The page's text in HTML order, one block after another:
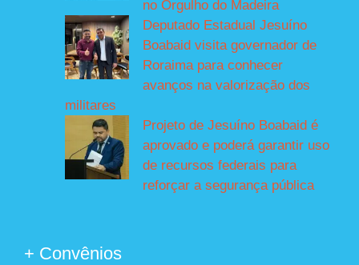
no Orgulho do Madeira
Deputado Estadual Jesuíno
Boabaid visita governador de
Roraima para conhecer
avanços na valorização dos
militares
Projeto de Jesuíno Boabaid é
aprovado e poderá garantir uso
de recursos federais para
reforçar a segurança pública
+ Convênios